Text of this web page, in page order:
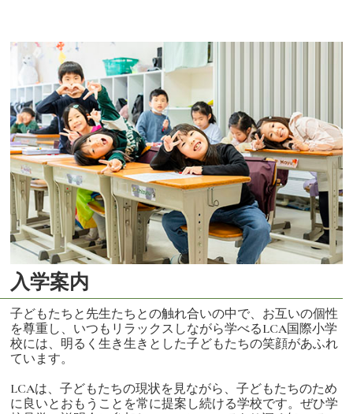
入学案内
子どもたちと先生たちとの触れ合いの中で、お互いの個性
を尊重し、いつもリラックスしながら学べるLCA国際小学
校には、明るく生き生きとした子どもたちの笑顔があふれ
ています。
LCAは、子どもたちの現状を見ながら、子どもたちのため
に良いとおもうことを常に提案し続ける学校です。ぜひ学